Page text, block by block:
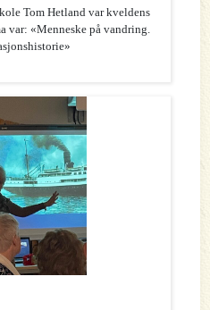
Tom Hetland var kveldens
var: «Menneske på vandring.